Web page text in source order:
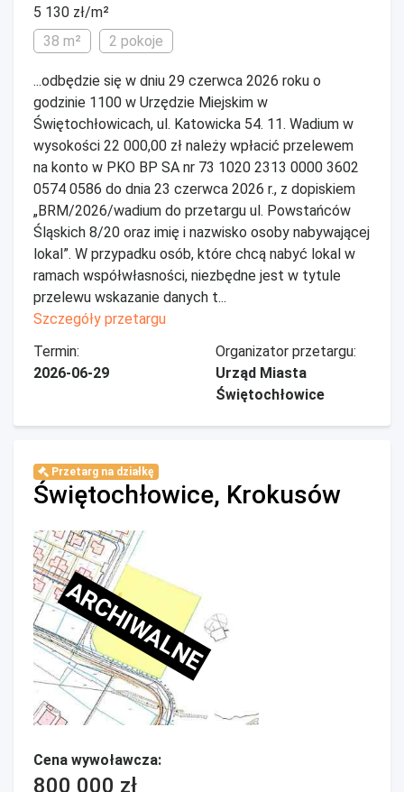
5 130 zł/m²
38 m²
2 pokoje
...odbędzie się w dniu 29 czerwca 2026 roku o
godzinie 1100 w Urzędzie Miejskim w
Świętochłowicach, ul. Katowicka 54. 11. Wadium w
wysokości 22 000,00 zł należy wpłacić przelewem
na konto w PKO BP SA nr 73 1020 2313 0000 3602
0574 0586 do dnia 23 czerwca 2026 r., z dopiskiem
„BRM/2026/wadium do przetargu ul. Powstańców
Śląskich 8/20 oraz imię i nazwisko osoby nabywającej
lokal”. W przypadku osób, które chcą nabyć lokal w
ramach współwłasności, niezbędne jest w tytule
przelewu wskazanie danych t...
Szczegóły przetargu
Termin:
2026-06-29
Organizator przetargu:
Urząd Miasta
Świętochłowice
Przetarg na działkę
Świętochłowice, Krokusów
ARCHIWALNE
Cena wywoławcza:
800 000 zł